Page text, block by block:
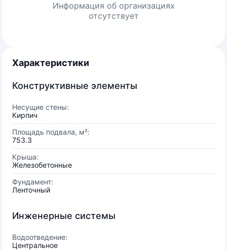
Информация об организациях
отсутствует
Характеристики
Конструктивные элементы
Несущие стены:
Кирпич
Площадь подвала, м²:
753.3
Крыша:
Железобетонные
Фундамент:
Ленточный
Инженерные системы
Водоотведение:
Центральное